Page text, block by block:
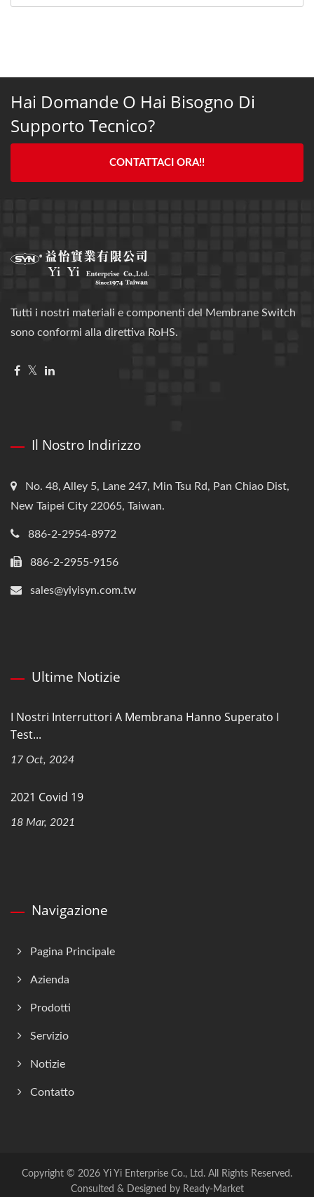
Hai Domande O Hai Bisogno Di
Supporto Tecnico?
CONTATTACI ORA!!
Tutti i nostri materiali e componenti del Membrane Switch
sono conformi alla direttiva RoHS.
Il Nostro Indirizzo
No. 48, Alley 5, Lane 247, Min Tsu Rd, Pan Chiao Dist,
New Taipei City 22065, Taiwan.
886-2-2954-8972
886-2-2955-9156
sales@yiyisyn.com.tw
Ultime Notizie
I Nostri Interruttori A Membrana Hanno Superato I
Test...
17 Oct, 2024
2021 Covid 19
18 Mar, 2021
Navigazione
Pagina Principale
Azienda
Prodotti
Servizio
Notizie
Contatto
Copyright © 2026 Yi Yi Enterprise Co., Ltd. All Rights Reserved.
Consulted & Designed by Ready-Market